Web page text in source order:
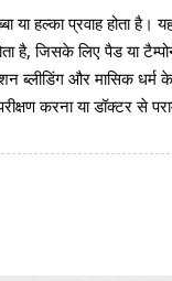
या हल्का प्रवाह होता
है, जिसके लिए पैड या
ब्लीडिंग और मासिक धर्म
करना या डॉक्टर से